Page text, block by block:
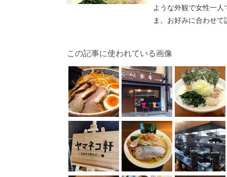
ような外観で女性一
ま。お好みに合わせて
この記事に使われている画像